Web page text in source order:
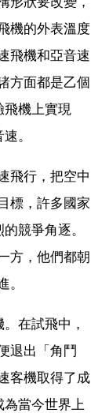
機的外表溫度
飛機和亞音速
方面都是乙個
機上實現
。
飛行，把空中
標，許多國家
競爭角逐。
方，他們都朝
。
在試飛中，
退出「角鬥
客機取得了成
當今世界上